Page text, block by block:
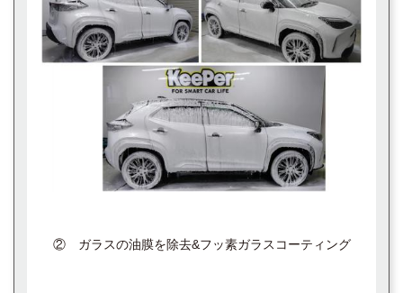
② ガラスの油膜を除去&フッ素ガラスコーティング